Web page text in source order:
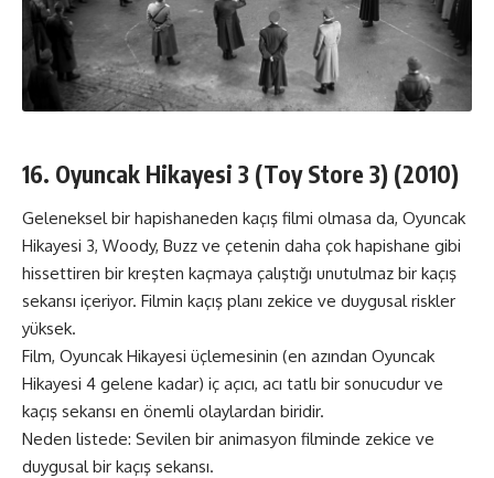
16. Oyuncak Hikayesi 3 (Toy Store 3) (2010)
Geleneksel bir hapishaneden kaçış filmi olmasa da, Oyuncak
Hikayesi 3, Woody, Buzz ve çetenin daha çok hapishane gibi
hissettiren bir kreşten kaçmaya çalıştığı unutulmaz bir kaçış
sekansı içeriyor. Filmin kaçış planı zekice ve duygusal riskler
yüksek.
Film, Oyuncak Hikayesi üçlemesinin (en azından Oyuncak
Hikayesi 4 gelene kadar) iç açıcı, acı tatlı bir sonucudur ve
kaçış sekansı en önemli olaylardan biridir.
Neden listede: Sevilen bir animasyon filminde zekice ve
duygusal bir kaçış sekansı.